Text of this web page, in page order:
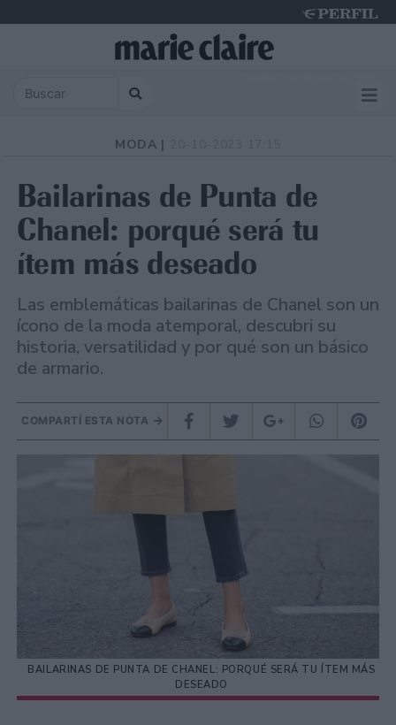
MODA |
Bailarinas de Punta de
Chanel: porqué será tu
ítem más deseado
Las emblemáticas bailarinas de Chanel son un
ícono de la moda atemporal, descubri su
historia, versatilidad y por qué son un básico
de armario.
COMPARTÍ ESTA NOTA
BAILARINAS DE PUNTA DE CHANEL: PORQUÉ SERÁ TU ÍTEM MÁS
DESEADO